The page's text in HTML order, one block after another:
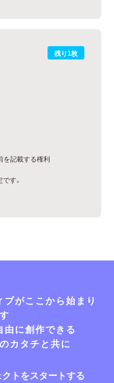
残り1枚
を記載する権利
す。
がここから始まり
由に創作できる
カタチと共に
トをスタートする